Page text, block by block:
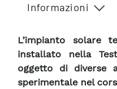
Informazioni
L’impianto solare
installato nella
oggetto di diverse
sperimentale nel